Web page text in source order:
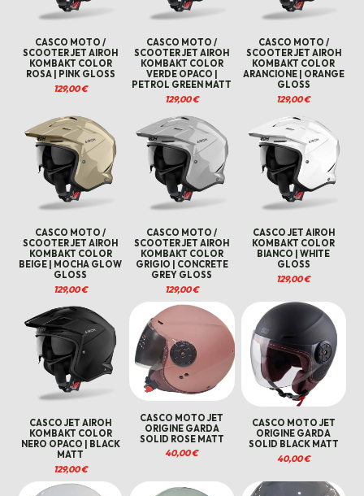
CASCO MOTO /
SCOOTER JET AIROH
KOMBAKT COLOR
ROSA | PINK GLOSS
129,00€
CASCO MOTO /
SCOOTER JET AIROH
KOMBAKT COLOR
VERDE OPACO |
PETROL GREEN MATT
129,00€
CASCO MOTO /
SCOOTER JET AIROH
KOMBAKT COLOR
ARANCIONE | ORANGE
GLOSS
129,00€
CASCO MOTO /
SCOOTER JET AIROH
KOMBAKT COLOR
BEIGE | MOCHA GLOW
GLOSS
129,00€
CASCO MOTO /
SCOOTER JET AIROH
KOMBAKT COLOR
GRIGIO | CONCRETE
GREY GLOSS
129,00€
CASCO JET AIROH
KOMBAKT COLOR
BIANCO | WHITE
GLOSS
129,00€
CASCO JET AIROH
KOMBAKT COLOR
NERO OPACO | BLACK
MATT
129,00€
CASCO MOTO JET
ORIGINE GARDA
SOLID ROSE MATT
40,00€
CASCO MOTO JET
ORIGINE GARDA
SOLID BLACK MATT
40,00€